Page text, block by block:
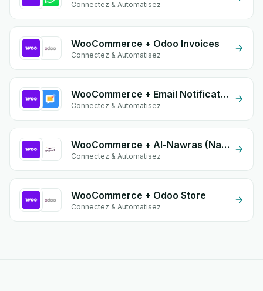
Connectez & Automatisez
WooCommerce + Odoo Invoices
Connectez & Automatisez
WooCommerce + Email Notifications by eGrow
Connectez & Automatisez
WooCommerce + Al-Nawras (Nawris)
Connectez & Automatisez
WooCommerce + Odoo Store
Connectez & Automatisez